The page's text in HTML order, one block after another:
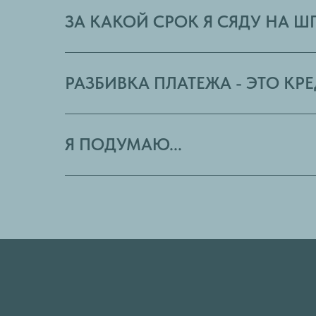
ЗА КАКОЙ СРОК Я СЯДУ НА
РАЗБИВКА ПЛАТЕЖА - ЭТО
Я ПОДУМАЮ...